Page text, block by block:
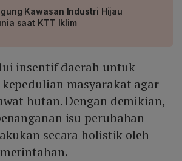
Kawasan Industri Hijau
saat KTT Iklim
insentif daerah untuk
masyarakat agar
hutan. Dengan demikian,
isu perubahan
secara holistik oleh